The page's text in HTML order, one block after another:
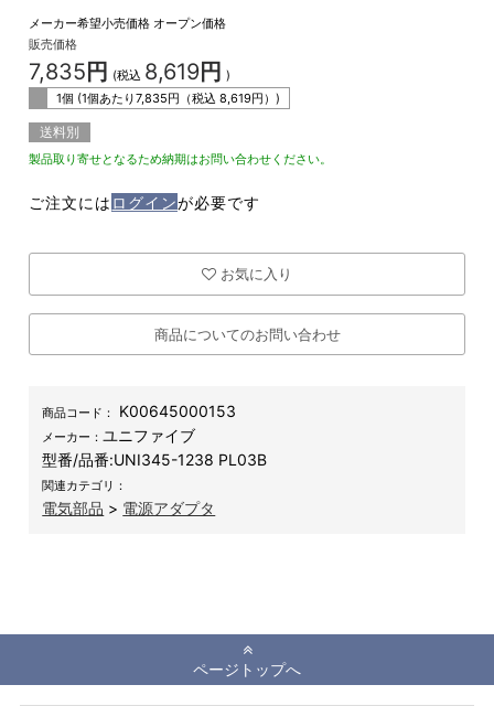
メーカー希望小売価格 オープン価格
販売価格
7,835 円 (税込 8,619円 )
1個 (1個あたり7,835円（税込8,619円）)
送料別
製品取り寄せとなるため納期はお問い合わせください。
ご注文には ログインが必要です
お気に入り
商品についてのお問い合わせ
商品コード： K00645000153
メーカー：ユニファイブ
型番/品番:UNI345-1238 PL03B
関連カテゴリ：
電気部品 > 電源アダプタ
ページトップへ